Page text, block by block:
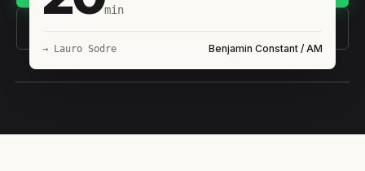
(11) 93407-8838
min
→ Lauro Sodre Benjamin Constant / AM